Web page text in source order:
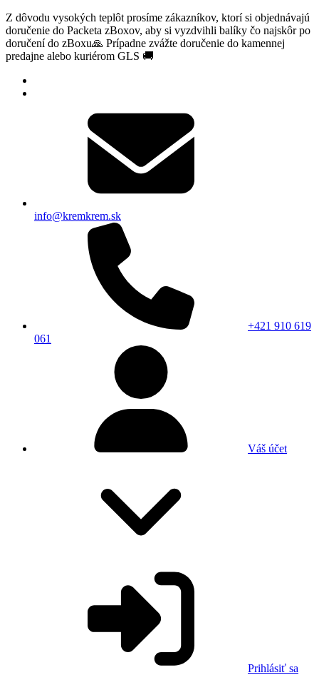
Z dôvodu vysokých teplôt prosíme zákazníkov, ktorí si objednávajú
doručenie do Packeta zBoxov, aby si vyzdvihli balíky čo najskôr po
doručení do zBoxu🙏 Prípadne zvážte doručenie do kamennej
predajne alebo kuriérom GLS 🚚
info@kremkrem.sk
+421 910 619
061
Váš účet
Prihlásiť sa